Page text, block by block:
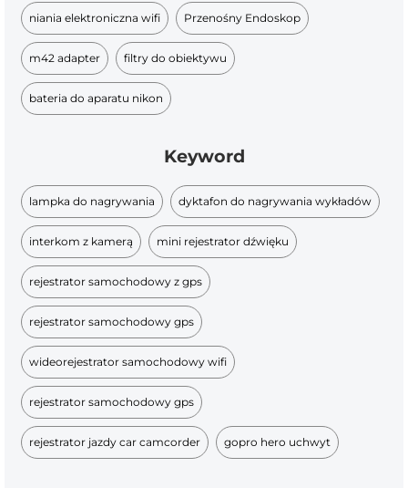
niania elektroniczna wifi Przenośny Endoskop
m42 adapter filtry do obiektywu
bateria do aparatu nikon
Keyword
lampka do nagrywania dyktafon do nagrywania wykładów
interkom z kamerą mini rejestrator dźwięku
rejestrator samochodowy z gps
rejestrator samochodowy gps
wideorejestrator samochodowy wifi
rejestrator samochodowy gps
rejestrator jazdy car camcorder gopro hero uchwyt